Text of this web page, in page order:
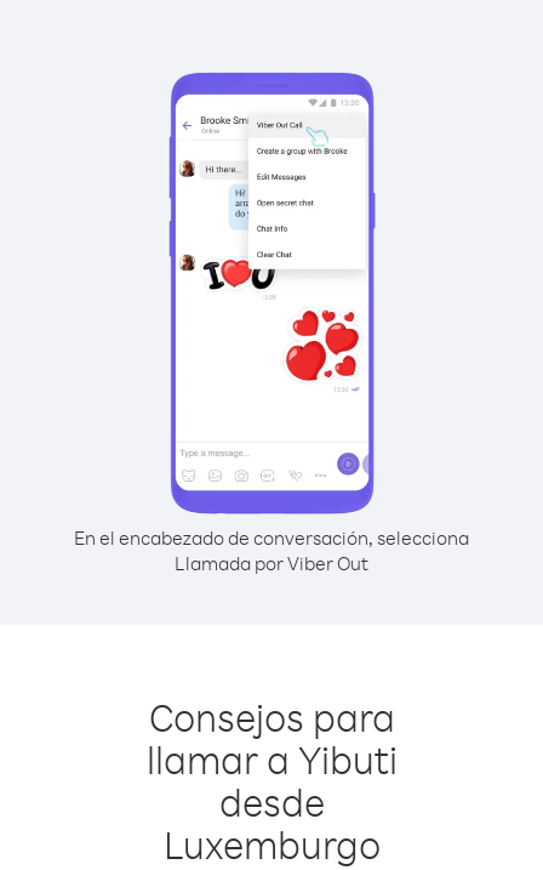
En el encabezado de conversación, selecciona
Llamada por Viber Out
Consejos para
llamar a Yibuti
desde
Luxemburgo